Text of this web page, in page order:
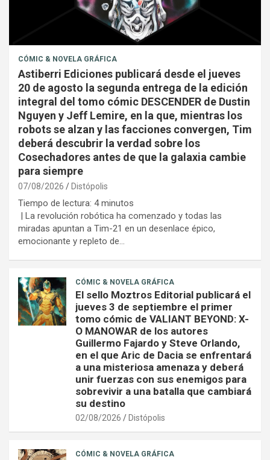
CÓMIC & NOVELA GRÁFICA
Astiberri Ediciones publicará desde el jueves
20 de agosto la segunda entrega de la edición
integral del tomo cómic DESCENDER de Dustin
Nguyen y Jeff Lemire, en la que, mientras los
robots se alzan y las facciones convergen, Tim
deberá descubrir la verdad sobre los
Cosechadores antes de que la galaxia cambie
para siempre
07/08/2026 Distópolis
Tiempo de lectura: 4 minutos
| La revolución robótica ha comenzado y todas las
miradas apuntan a Tim-21 en un desenlace épico,
emocionante y repleto de…
CÓMIC & NOVELA GRÁFICA
El sello Moztros Editorial publicará el
jueves 3 de septiembre el primer
tomo cómic de VALIANT BEYOND: X-
O MANOWAR de los autores
Guillermo Fajardo y Steve Orlando,
en el que Aric de Dacia se enfrentará
a una misteriosa amenaza y deberá
unir fuerzas con sus enemigos para
sobrevivir a una batalla que cambiará
su destino
02/08/2026 Distópolis
CÓMIC & NOVELA GRÁFICA